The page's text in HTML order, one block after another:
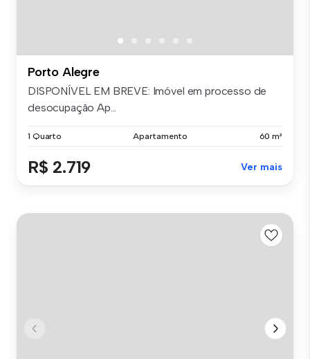
Porto Alegre
DISPONÍVEL EM BREVE: Imóvel em processo de
desocupação Ap...
1 Quarto Apartamento 60 m²
R$ 2.719 Ver mais